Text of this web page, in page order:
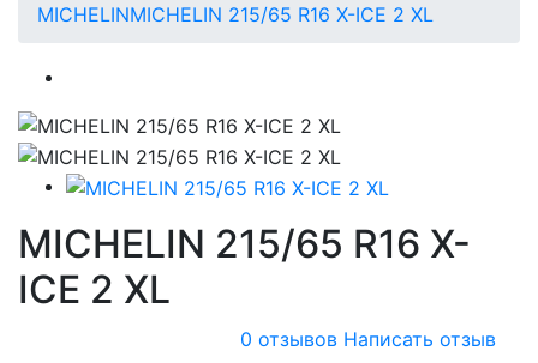
MICHELINMICHELIN 215/65 R16 X-ICE 2 XL
MICHELIN 215/65 R16 X-
ICE 2 XL
0 отзывов Написать отзыв